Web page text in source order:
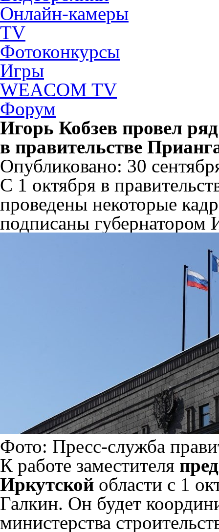
Онлайн-камеры
TV
Фотоконкурсы
Игры
WEACOM TV
Форум
Игорь Кобзев провел
в правительстве
Опубликовано: 30
С 1 октября в
проведены некоторые
подписаны губернатором
Фото: Пресс-служба
К работе заместителя
Иркутской области с 1
Галкин. Он будет
министерства